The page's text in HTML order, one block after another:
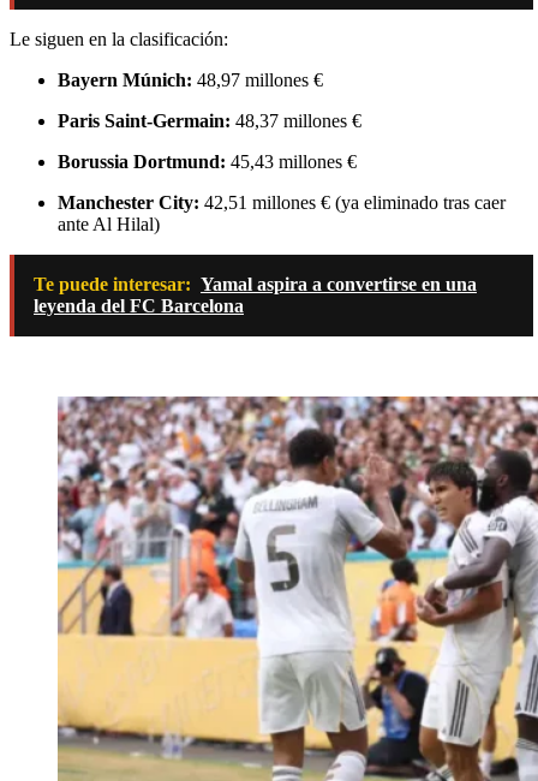
Le siguen en la clasificación:
Bayern Múnich: 48,97 millones €
Paris Saint-Germain: 48,37 millones €
Borussia Dortmund: 45,43 millones €
Manchester City: 42,51 millones € (ya eliminado tras caer
ante Al Hilal)
Te puede interesar: Yamal aspira a convertirse en una
leyenda del FC Barcelona